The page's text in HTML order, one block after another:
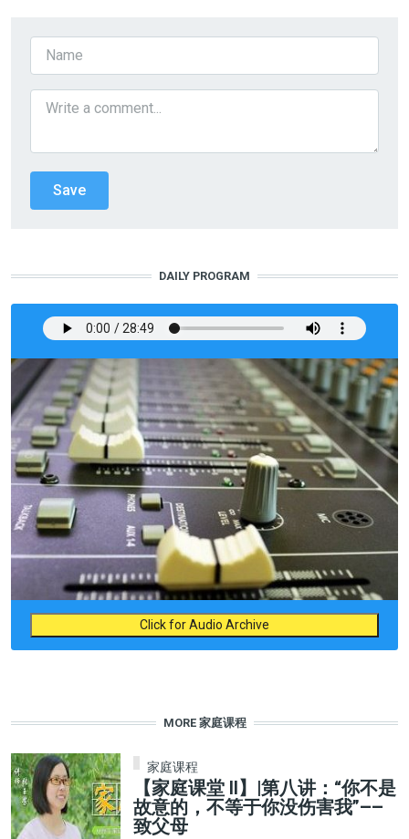
DAILY PROGRAM
Click for Audio Archive
MORE 家庭课程
家庭课程
【家庭课堂 II】|第八讲：“你不是
故意的，不等于你没伤害我”——
致父母